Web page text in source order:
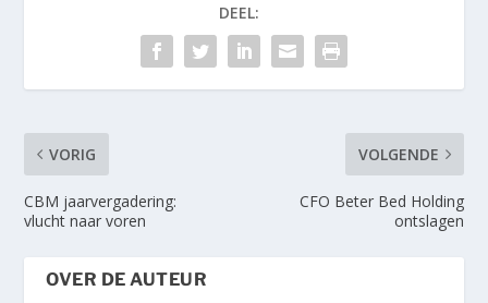
DEEL:
VORIG
CBM jaarvergadering:
vlucht naar voren
VOLGENDE
CFO Beter Bed Holding
ontslagen
OVER DE AUTEUR